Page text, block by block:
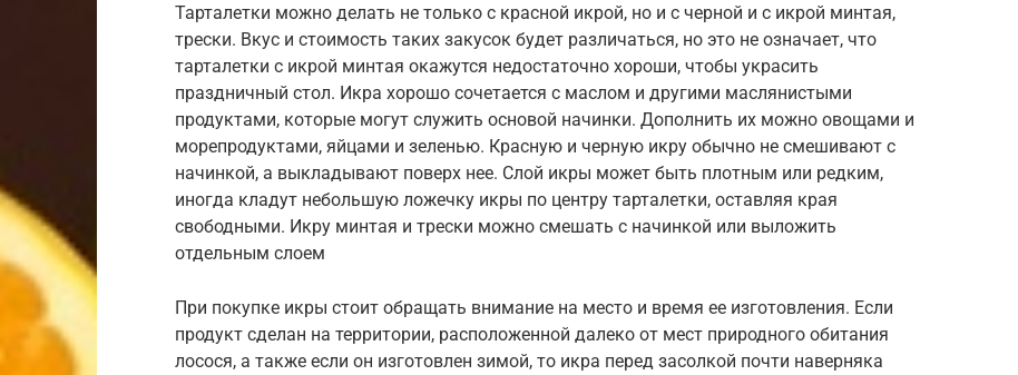
Тарталетки можно делать не только с красной икрой, но и с черной и с икрой минтая,
трески. Вкус и стоимость таких закусок будет различаться, но это не означает, что
тарталетки с икрой минтая окажутся недостаточно хороши, чтобы украсить
праздничный стол. Икра хорошо сочетается с маслом и другими маслянистыми
продуктами, которые могут служить основой начинки. Дополнить их можно овощами и
морепродуктами, яйцами и зеленью. Красную и черную икру обычно не смешивают с
начинкой, а выкладывают поверх нее. Слой икры может быть плотным или редким,
иногда кладут небольшую ложечку икры по центру тарталетки, оставляя края
свободными. Икру минтая и трески можно смешать с начинкой или выложить
отдельным слоем
При покупке икры стоит обращать внимание на место и время ее изготовления. Если
продукт сделан на территории, расположенной далеко от мест природного обитания
лосося, а также если он изготовлен зимой, то икра перед засолкой почти наверняка